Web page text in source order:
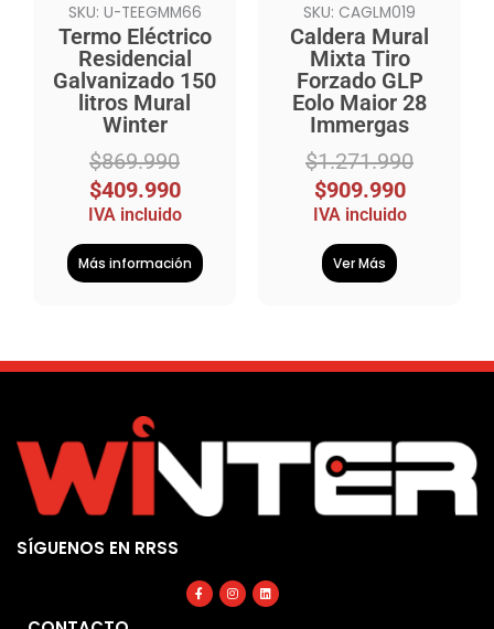
SKU: U-TEEGMM66
Termo Eléctrico
Residencial
Galvanizado 150
litros Mural
Winter
$869.990
$409.990
IVA incluido
Más información
SKU: CAGLM019
Caldera Mural
Mixta Tiro
Forzado GLP
Eolo Maior 28
Immergas
$1.271.990
$909.990
IVA incluido
Ver Más
SÍGUENOS EN RRSS
Facebook-
f
Instagram
Linkedin